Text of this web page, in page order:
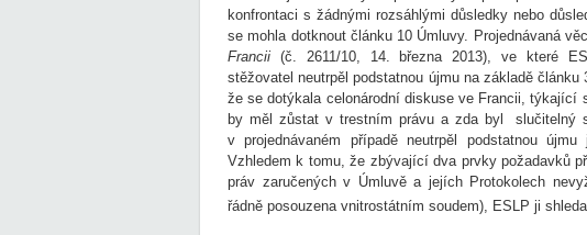
konfrontaci s žádnými rozsáhlými důsledky nebo
se mohla dotknout článku 10 Úmluvy. Projednávaná
Francii (č. 2611/10, 14. března 2013), ve které
stěžovatel neutrpěl podstatnou újmu na základě
že se dotýkala celonárodní diskuse ve Francii,
by měl zůstat v trestním právu a zda byl slučitelný
v projednávaném případě neutrpěl podstatnou
Vzhledem k tomu, že zbývající dva prvky požadavků
práv zaručených v Úmluvě a jejích Protokolech
řádně posouzena vnitrostátním soudem), ESLP ji